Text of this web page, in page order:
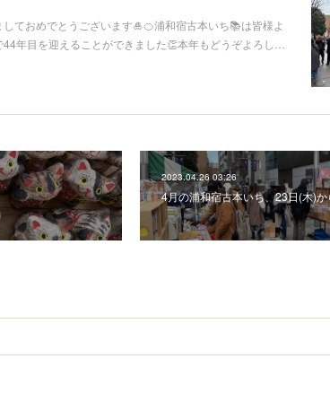
ておめでとうございます🎍🍊浦和宿古本いち📚は皆様よ
年目を迎えることができました👏本年もどうぞよろし…
2023.04.26 03:26
4月の浦和宿古本いち、23日(木)か